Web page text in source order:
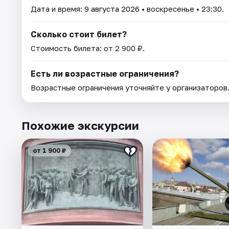
Дата и время: 9 августа 2026 • воскресенье • 23:30.
Сколько стоит билет?
Стоимость билета: от 2 900 ₽.
Есть ли возрастные ограничения?
Возрастные ограничения уточняйте у организаторов.
Похожие экскурсии
от 1 900 ₽